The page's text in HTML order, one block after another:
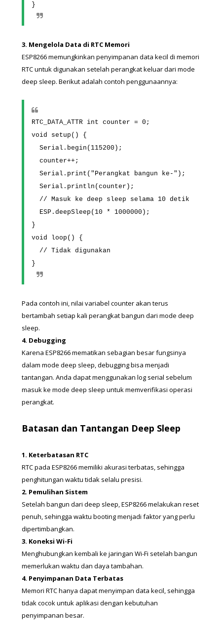
}
3. Mengelola Data di RTC Memori
ESP8266 memungkinkan penyimpanan data kecil di memori
RTC untuk digunakan setelah perangkat keluar dari mode
deep sleep. Berikut adalah contoh penggunaannya:
RTC_DATA_ATTR int counter = 0;
void setup() {
Serial.begin(115200);
counter++;
Serial.print("Perangkat bangun ke-");
Serial.println(counter);
// Masuk ke deep sleep selama 10 detik
ESP.deepSleep(10 * 1000000);
}
void loop() {
// Tidak digunakan
}
Pada contoh ini, nilai variabel counter akan terus
bertambah setiap kali perangkat bangun dari mode deep
sleep.
4. Debugging
Karena ESP8266 mematikan sebagian besar fungsinya
dalam mode deep sleep, debugging bisa menjadi
tantangan. Anda dapat menggunakan log serial sebelum
masuk ke mode deep sleep untuk memverifikasi operasi
perangkat.
Batasan dan Tantangan Deep Sleep
1. Keterbatasan RTC
RTC pada ESP8266 memiliki akurasi terbatas, sehingga
penghitungan waktu tidak selalu presisi.
2. Pemulihan Sistem
Setelah bangun dari deep sleep, ESP8266 melakukan reset
penuh, sehingga waktu booting menjadi faktor yang perlu
dipertimbangkan.
3. Koneksi Wi-Fi
Menghubungkan kembali ke jaringan Wi-Fi setelah bangun
memerlukan waktu dan daya tambahan.
4. Penyimpanan Data Terbatas
Memori RTC hanya dapat menyimpan data kecil, sehingga
tidak cocok untuk aplikasi dengan kebutuhan
penyimpanan besar.